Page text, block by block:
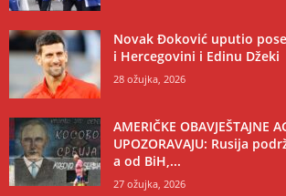
Novak Đoković uputio
i Hercegovini i Edinu Džeki
28 ožujka, 2026
AMERIČKE OBAVJEŠTAJNE
UPOZORAVAJU: Rusija
a od BiH,...
27 ožujka, 2026